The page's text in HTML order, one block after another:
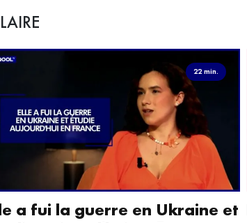
22 min.
a fui la guerre en Ukraine et